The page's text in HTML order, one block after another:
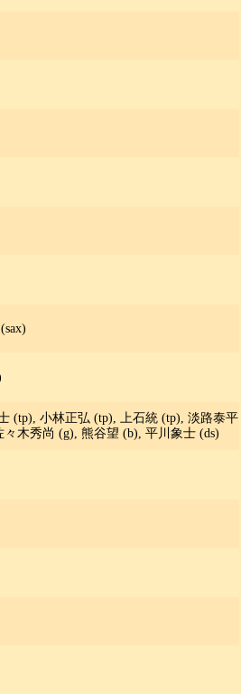
(tp), 小林正弘 (tp), 上石統 (tp), 淡路泰平
木秀尚 (g), 熊谷望 (b), 平川象士 (ds)